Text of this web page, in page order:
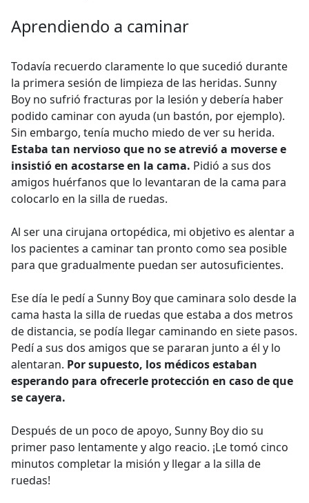
Aprendiendo a caminar
Todavía recuerdo claramente lo que sucedió durante
la primera sesión de limpieza de las heridas. Sunny
Boy no sufrió fracturas por la lesión y debería haber
podido caminar con ayuda (un bastón, por ejemplo).
Sin embargo, tenía mucho miedo de ver su herida.
Estaba tan nervioso que no se atrevió a moverse e
insistió en acostarse en la cama. Pidió a sus dos
amigos huérfanos que lo levantaran de la cama para
colocarlo en la silla de ruedas.
Al ser una cirujana ortopédica, mi objetivo es alentar a
los pacientes a caminar tan pronto como sea posible
para que gradualmente puedan ser autosuficientes.
Ese día le pedí a Sunny Boy que caminara solo desde la
cama hasta la silla de ruedas que estaba a dos metros
de distancia, se podía llegar caminando en siete pasos.
Pedí a sus dos amigos que se pararan junto a él y lo
alentaran. Por supuesto, los médicos estaban
esperando para ofrecerle protección en caso de que
se cayera.
Después de un poco de apoyo, Sunny Boy dio su
primer paso lentamente y algo reacio. ¡Le tomó cinco
minutos completar la misión y llegar a la silla de
ruedas!